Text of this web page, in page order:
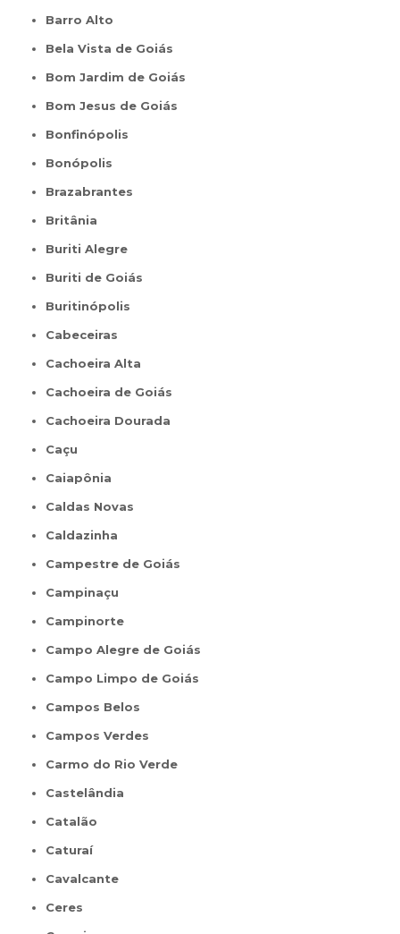
Barro Alto
Bela Vista de Goiás
Bom Jardim de Goiás
Bom Jesus de Goiás
Bonfinópolis
Bonópolis
Brazabrantes
Britânia
Buriti Alegre
Buriti de Goiás
Buritinópolis
Cabeceiras
Cachoeira Alta
Cachoeira de Goiás
Cachoeira Dourada
Caçu
Caiapônia
Caldas Novas
Caldazinha
Campestre de Goiás
Campinaçu
Campinorte
Campo Alegre de Goiás
Campo Limpo de Goiás
Campos Belos
Campos Verdes
Carmo do Rio Verde
Castelândia
Catalão
Caturaí
Cavalcante
Ceres